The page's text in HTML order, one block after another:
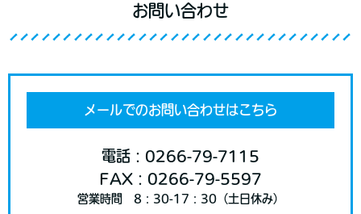
お問い合わせ
メールでのお問い合わせはこちら
電話：0266-79-7115
FAX：0266-79-5597
営業時間 8：30-17：30（土日休み）